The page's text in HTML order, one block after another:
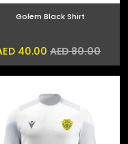
Golem Black Shirt
AED 80.00